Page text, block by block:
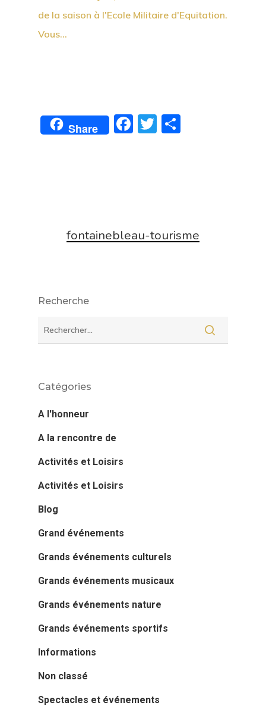
Share Facebook
Twitter
fontainebleau-tourisme
Recherche
Catégories
A l'honneur
A la rencontre de
Activités et Loisirs
Activités et Loisirs
Blog
Grand événements
Grands événements culturels
Grands événements musicaux
Grands événements nature
Grands événements sportifs
Informations
Non classé
Spectacles et événements